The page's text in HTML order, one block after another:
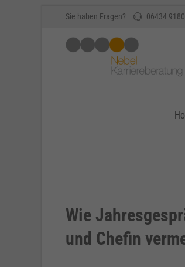
Sie haben Fragen? 06434
Wie
und Chefin